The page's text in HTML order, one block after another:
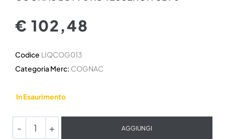
€ 102,48
Codice LIQCOG013
Categoria Merc: COGNAC
In Esaurimento
AGGIUNGI